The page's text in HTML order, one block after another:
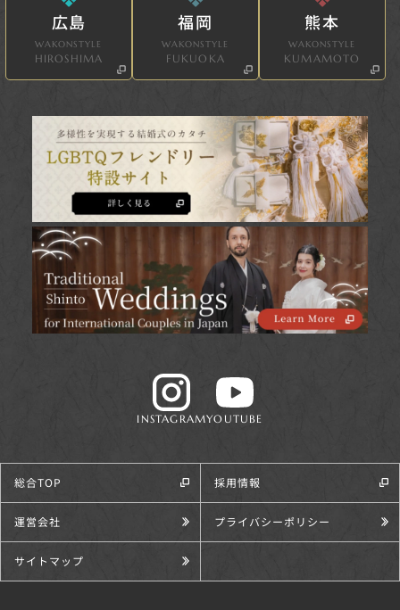
広島
WAKONSTYLE
HIROSHIMA
福岡
WAKONSTYLE
FUKUOKA
熊本
WAKONSTYLE
KUMAMOTO
INSTAGRAMYOUTUBE
総合TOP 採用情報
運営会社 プライバシーポリシー
サイトマップ